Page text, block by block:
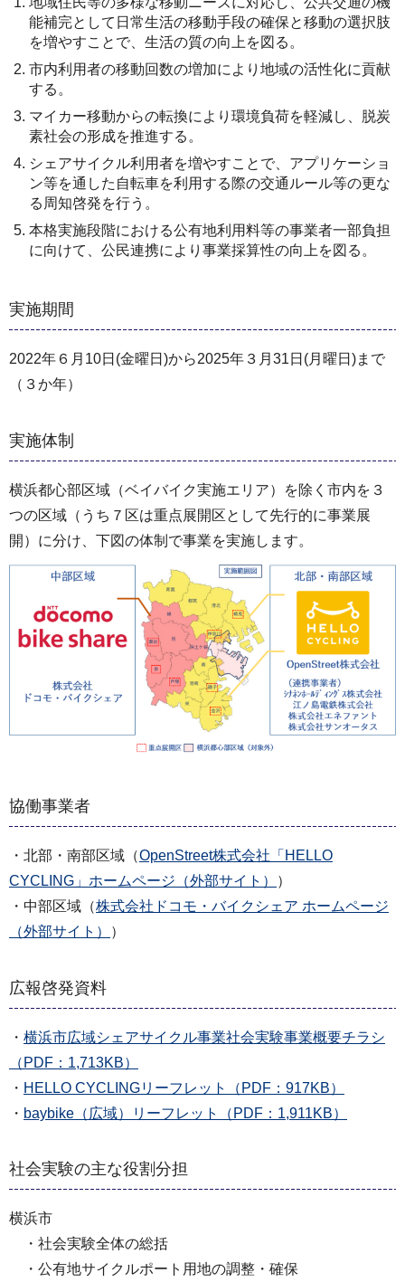
能補完として日常生活の移動手段の確保と移動の選択肢
を増やすことで、生活の質の向上を図る。
市内利用者の移動回数の増加により地域の活性化に貢献
する。
マイカー移動からの転換により環境負荷を軽減し、脱炭
素社会の形成を推進する。
シェアサイクル利用者を増やすことで、アプリケーショ
ン等を通した自転車を利用する際の交通ルール等の更な
る周知啓発を行う。
本格実施段階における公有地利用料等の事業者一部負担
に向けて、公民連携により事業採算性の向上を図る。
実施期間
2022年６月10日(金曜日)から2025年３月31日(月曜日)まで
（３か年）
実施体制
横浜都心部区域（ベイバイク実施エリア）を除く市内を３
つの区域（うち７区は重点展開区として先行的に事業展
開）に分け、下図の体制で事業を実施します。
協働事業者
・北部・南部区域（OpenStreet株式会社「HELLO
CYCLING」ホームページ（外部サイト）
）
・中部区域（株式会社ドコモ・バイクシェア ホームページ
（外部サイト）
）
広報啓発資料
・ 横浜市広域シェアサイクル事業社会実験事業概要チラシ
（PDF：1,713KB）
・ HELLO CYCLINGリーフレット（PDF：917KB）
・ baybike（広域）リーフレット（PDF：1,911KB）
社会実験の主な役割分担
横浜市
・社会実験全体の総括
・公有地サイクルポート用地の調整・確保